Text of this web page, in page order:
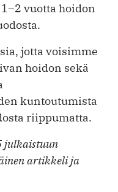
vuotta hoidon
jotta voisimme
hoidon sekä
kuntoutumista
riippumatta.
julkaistuun
artikkeli ja